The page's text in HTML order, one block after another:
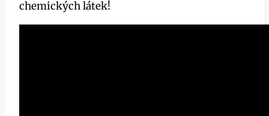
chemických látek!